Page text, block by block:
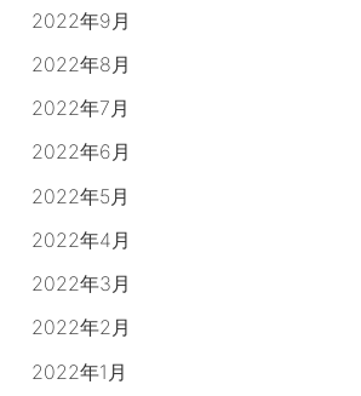
2022年9月
2022年8月
2022年7月
2022年6月
2022年5月
2022年4月
2022年3月
2022年2月
2022年1月